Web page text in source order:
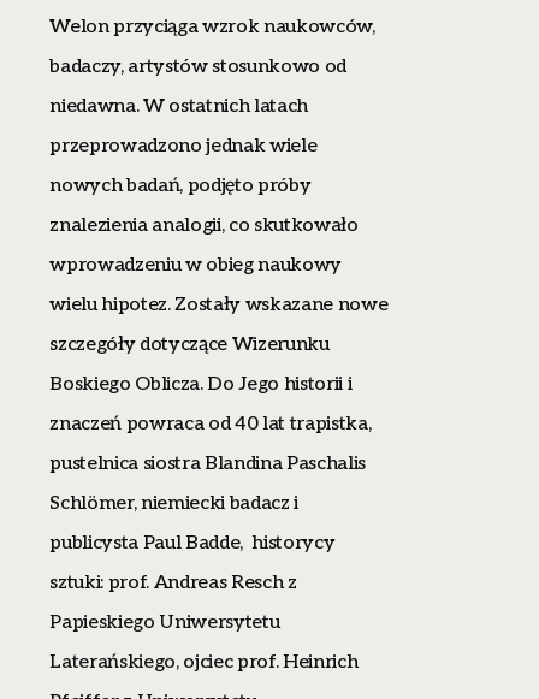
Welon przyciąga wzrok naukowców,
badaczy, artystów stosunkowo od
niedawna. W ostatnich latach
przeprowadzono jednak wiele
nowych badań, podjęto próby
znalezienia analogii, co skutkowało
wprowadzeniu w obieg naukowy
wielu hipotez. Zostały wskazane nowe
szczegóły dotyczące Wizerunku
Boskiego Oblicza. Do Jego historii i
znaczeń powraca od 40 lat trapistka,
pustelnica siostra Blandina Paschalis
Schlömer, niemiecki badacz i
publicysta Paul Badde, historycy
sztuki: prof. Andreas Resch z
Papieskiego Uniwersytetu
Laterańskiego,ojciec prof. Heinrich